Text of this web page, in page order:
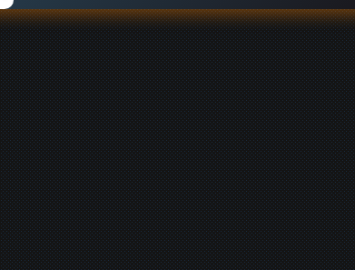
Croisée
des
Chemins
:
Bilan
Mondial
puis
Focus
sur
les
U.S.A
et